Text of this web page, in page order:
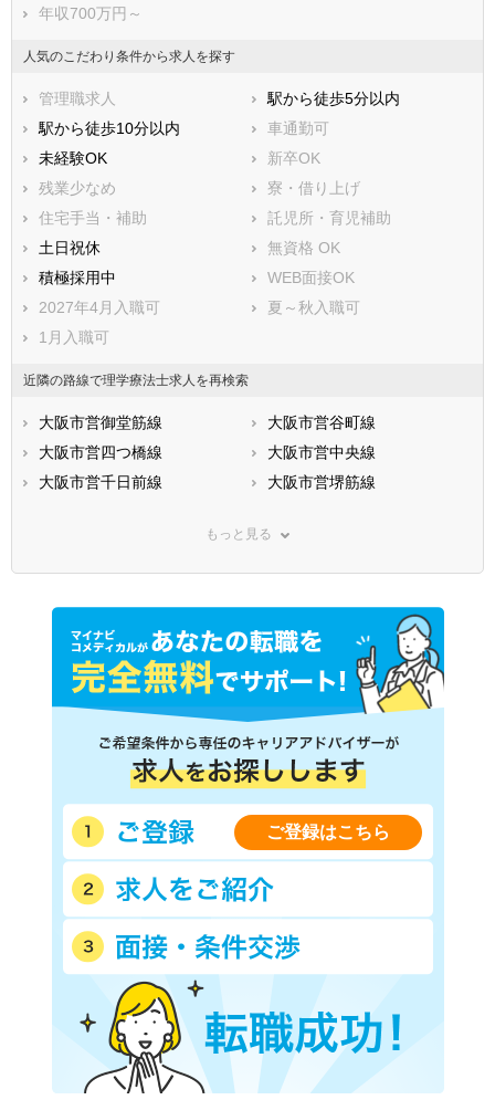
年収700万円～
人気のこだわり条件から求人を探す
管理職求人
駅から徒歩5分以内
駅から徒歩10分以内
車通勤可
未経験OK
新卒OK
残業少なめ
寮・借り上げ
住宅手当・補助
託児所・育児補助
土日祝休
無資格 OK
積極採用中
WEB面接OK
2027年4月入職可
夏～秋入職可
1月入職可
近隣の路線で理学療法士求人を再検索
大阪市営御堂筋線
大阪市営谷町線
大阪市営四つ橋線
大阪市営中央線
大阪市営千日前線
大阪市営堺筋線
大阪市営南港ポートタウン線
ＪＲ東海道本線(米原－神戸)
ＪＲ関西本線(亀山－難波)
ＪＲ片町線
ＪＲ東西線
ＪＲ阪和線(天王寺－和歌山)
ＪＲ関西空港線
ＪＲおおさか東線
阪神本線
京阪本線
京阪交野線
阪急神戸本線
阪急京都本線
阪急箕面線
近鉄大阪線
近鉄奈良線
近鉄難波線
近鉄道明寺線
近鉄長野線
南海電気鉄道
南海空港線
南海高師浜線
北大阪急行電鉄
大阪高速鉄道大阪モノレール
大阪高速鉄道国際文化公園都
阪堺電気軌道上町線
もっと見る
ご登録はこちら